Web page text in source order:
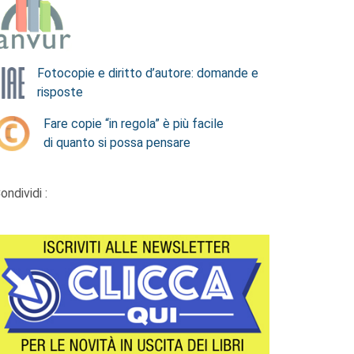
Fotocopie e diritto d’autore: domande e
risposte
Fare copie “in regola” è più facile
di quanto si possa pensare
: